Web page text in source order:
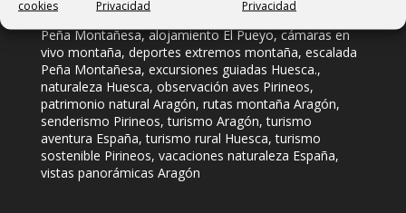
cookies
Privacidad
Privacidad
Webcam El Pueyo de Araguás
actividades al aire libre
Peña Montañesa,alojamiento El Pueyo,cámaras en
vivo montaña, deportes extremos montaña, escalada
Peña Montañesa, excursiones guiadas Huesca.,
naturaleza Huesca, observación aves Pirineos,
patrimonio natural Aragón, rutas montaña Aragón,
senderismo Pirineos,turismo Aragón,turismo
aventura España,turismo rural Huesca,turismo
sostenible Pirineos, vacaciones naturaleza España,
vistas panorámicas Aragón